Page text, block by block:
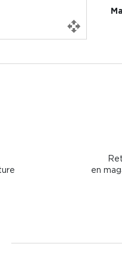
en